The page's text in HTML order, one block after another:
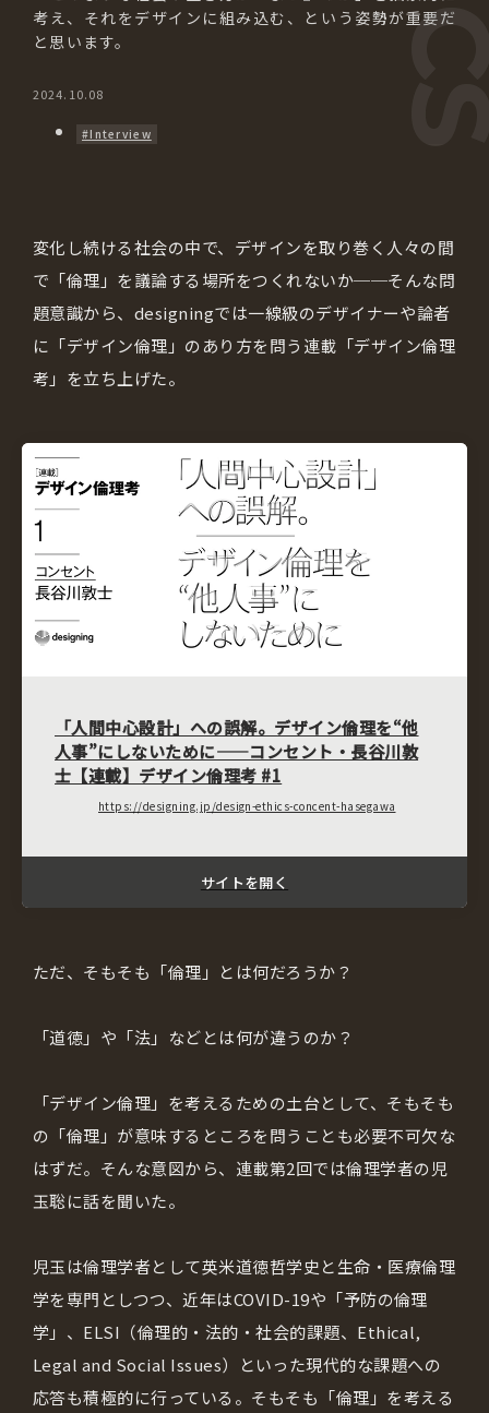
考え、それをデザインに組み込む、という姿勢が重要だ
と思います。
2024.10.08
#Interview
変化し続ける社会の中で、デザインを取り巻く人々の間
で「倫理」を議論する場所をつくれないか──そんな問
題意識から、designingでは一線級のデザイナーや論者
に「デザイン倫理」のあり方を問う連載「デザイン倫理
考」を立ち上げた。
「人間中心設計」への誤解。デザイン倫理を“他
人事”にしないために——コンセント・長谷川敦
士【連載】デザイン倫理考 #1
https://designing.jp/design-ethics-concent-hasegawa
サイトを開く
ただ、そもそも「倫理」とは何だろうか？
「道徳」や「法」などとは何が違うのか？
「デザイン倫理」を考えるための土台として、そもそも
の「倫理」が意味するところを問うことも必要不可欠な
はずだ。そんな意図から、連載第2回では倫理学者の児
玉聡に話を聞いた。
児玉は倫理学者として英米道徳哲学史と生命・医療倫理
学を専門としつつ、近年はCOVID-19や「予防の倫理
学」、ELSI（倫理的・法的・社会的課題、Ethical,
Legal and Social Issues）といった現代的な課題への
応答も積極的に行っている。そもそも「倫理」を考える